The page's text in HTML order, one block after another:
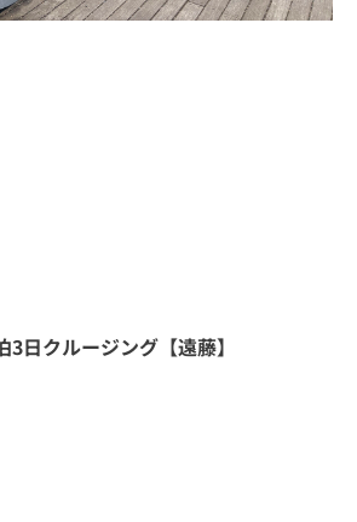
3日クルージング【遠藤】